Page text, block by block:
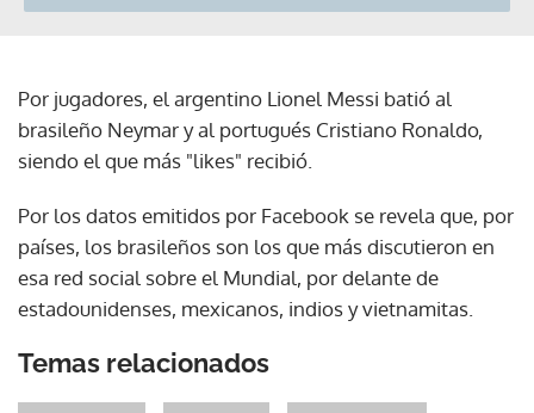
Por jugadores, el argentino Lionel Messi batió al
brasileño Neymar y al portugués Cristiano Ronaldo,
siendo el que más "likes" recibió.
Por los datos emitidos por Facebook se revela que, por
países, los brasileños son los que más discutieron en
esa red social sobre el Mundial, por delante de
estadounidenses, mexicanos, indios y vietnamitas.
Temas relacionados